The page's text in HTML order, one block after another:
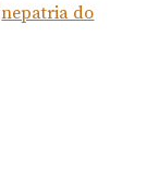
nepatria do